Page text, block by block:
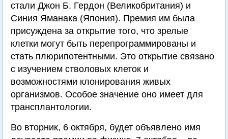
стали Джон Б. Гердон (Великобритания) и
Синия Яманака (Япония). Премия им была
присуждена за открытие того, что зрелые
клетки могут быть перепрограммированы и
стать плюрипотентными. Это открытие связано
с изучением стволовых клеток и
возможностями клонирования живых
организмов. Особое значение оно имеет для
трансплантологии.
Во вторник, 6 октября, будет объявлено имя